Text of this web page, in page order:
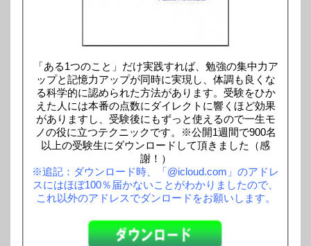
「ある1つのこと」だけ実践すれば、勉強の集中力ア
ップと記憶力アップが同時に実現し、体調も良くな
る科学的に認められた方法があります。受験をひか
えた人には本番の点数にダイレクトに響くほど効果
がありますし、受験後にもずっと使えるので一生モ
ノの役に立つテクニックです。※公開1週間で900名
以上の受験生にダウンロードして頂きました（感
謝！）
※追記：ダウンロード時、「@icloud.com」のアドレ
スにはほぼ100％届かないことがわかりましたので、
これ以外のアドレスでダンロードをお願いします。